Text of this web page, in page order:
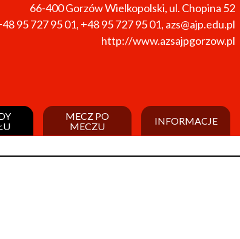
66-400Gorzów Wielkopolski, ul. Chopina 52
95 727 95 01, +48 95 727 95 01, azs@ajp.edu.pl
http://www.azsajpgorzow.pl
MECZ PO
MECZU
INFORMACJE